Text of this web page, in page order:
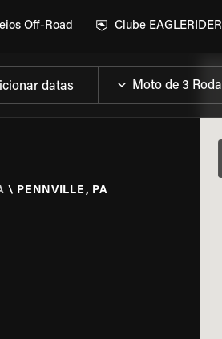
Off-Road Clube EAGLERIDER
datas
\ PENNVILLE, PA
DA MOTO